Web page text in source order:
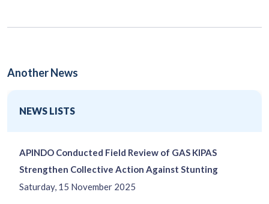
Another News
NEWS LISTS
Saturday, 15 November 2025
APINDO Conducted Field Review of GAS KIPAS
Strengthen Collective Action Against Stunting